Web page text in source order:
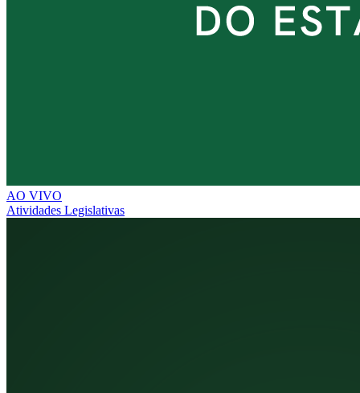
AO VIVO
Atividades Legislativas